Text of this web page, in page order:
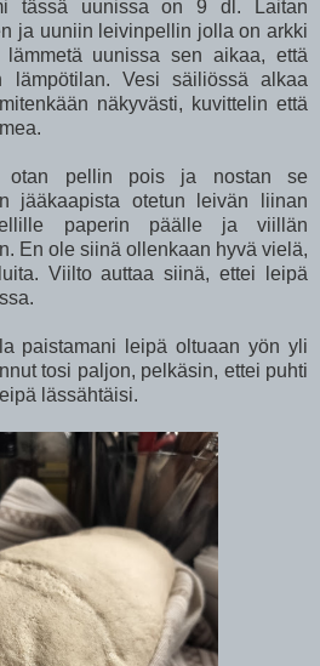
tässä uunissa on 9 dl. Laitan
ja uuniin leivinpellin jolla on arkki
uunissa sen aikaa, että
lämpötilan. Vesi säiliössä alkaa
näkyvästi, kuvittelin että
otan pellin pois ja nostan se
jääkaapista otetun leivän liinan
paperin päälle ja viillän
En ole siinä ollenkaan hyvä vielä,
Viilto auttaa siinä, ettei leipä
paistamani leipä oltuaan yön yli
tosi paljon, pelkäsin, ettei puhti
lässähtäisi.